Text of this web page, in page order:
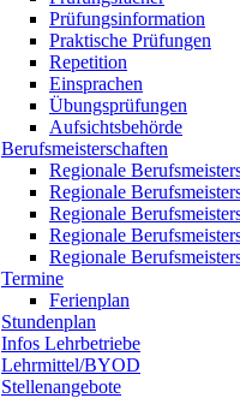
Prüfungsinformation
Praktische Prüfungen
Repetition
Einsprachen
Übungsprüfungen
Aufsichtsbehörde
Berufsmeisterschaften
Regionale
Regionale
Regionale
Regionale
Regionale
Termine
Ferienplan
Stundenplan
Infos Lehrbetriebe
Lehrmittel/BYOD
Stellenangebote